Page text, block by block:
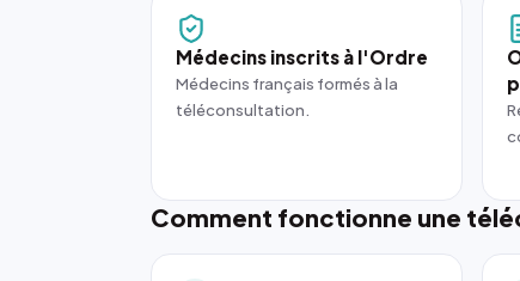
Médecins inscrits à l'Ordre
Médecins français formés à la
téléconsultation.
Comment fonctionne une